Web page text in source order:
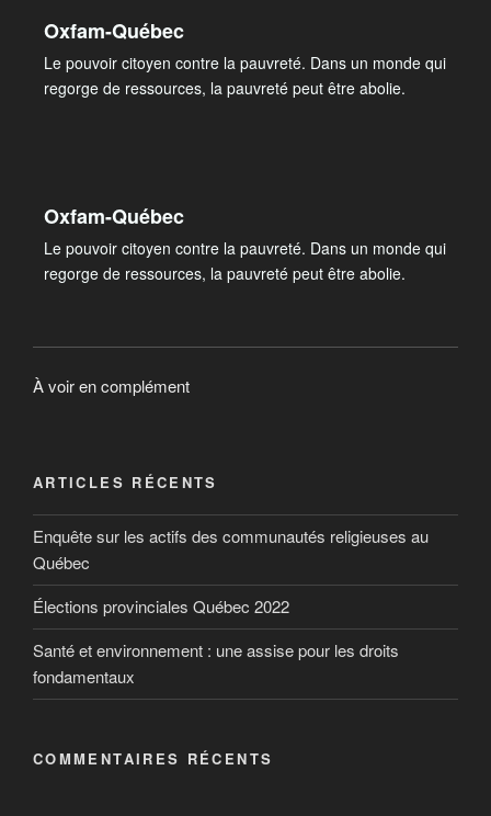
Oxfam-Québec
Le pouvoir citoyen contre la pauvreté. Dans un monde qui
regorge de ressources, la pauvreté peut être abolie.
Oxfam-Québec
Le pouvoir citoyen contre la pauvreté. Dans un monde qui
regorge de ressources, la pauvreté peut être abolie.
À voir en complément
ARTICLES RÉCENTS
Enquête sur les actifs des communautés religieuses au
Québec
Élections provinciales Québec 2022
Santé et environnement : une assise pour les droits
fondamentaux
COMMENTAIRES RÉCENTS